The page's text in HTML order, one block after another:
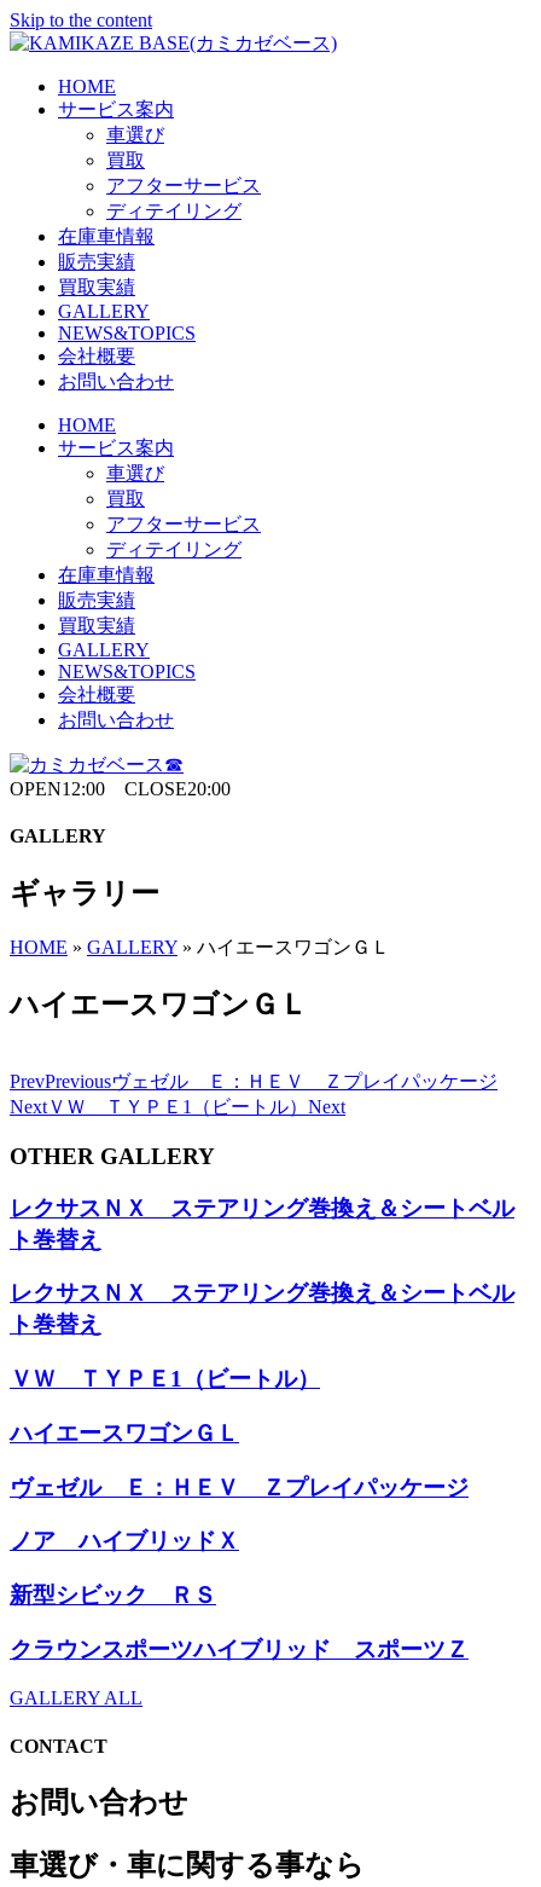
Skip to the content
HOME
サービス案内
車選び
買取
アフターサービス
ディテイリング
在庫車情報
販売実績
買取実績
GALLERY
NEWS&TOPICS
会社概要
お問い合わせ
HOME
サービス案内
車選び
買取
アフターサービス
ディテイリング
在庫車情報
販売実績
買取実績
GALLERY
NEWS&TOPICS
会社概要
お問い合わせ
OPEN12:00 CLOSE20:00
GALLERY
ギャラリー
HOME » GALLERY » ハイエースワゴンＧＬ
ハイエースワゴンＧＬ
PrevPreviousヴェゼル Ｅ：ＨＥＶ Ｚプレイパッケージ
NextＶＷ ＴＹＰＥ1（ビートル） Next
OTHER GALLERY
レクサスＮＸ ステアリング巻換え＆シートベル
ト巻替え
レクサスＮＸ ステアリング巻換え＆シートベル
ト巻替え
ＶＷ ＴＹＰＥ1（ビートル）
ハイエースワゴンＧＬ
ヴェゼル Ｅ：ＨＥＶ Ｚプレイパッケージ
ノア ハイブリッドＸ
新型シビック ＲＳ
クラウンスポーツハイブリッド スポーツＺ
GALLERY ALL
CONTACT
お問い合わせ
車選び・車に関する事なら